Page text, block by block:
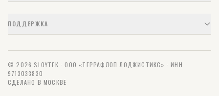
ПОДДЕРЖКА
© 2026 SLOYTEK · ООО «ТЕРРАФЛОП ЛОДЖИСТИКС» · ИНН
9713033830
СДЕЛАНО В МОСКВЕ